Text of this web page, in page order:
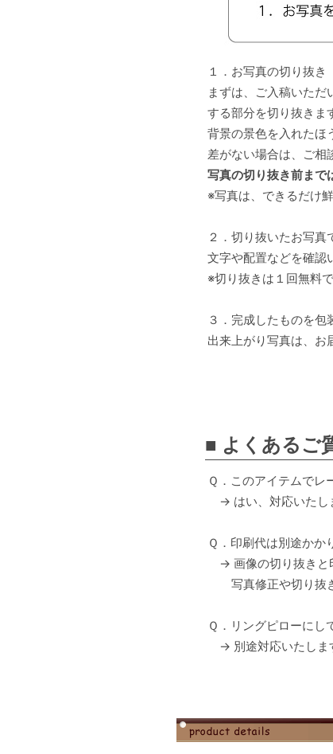
１．お写真の切り抜き
まずは、ご入稿いた
する部分を切り抜きま
背景の景色を入れたほ
差がない場合は、ご相
写真の切り抜き前まで
※写真は、できるだけ
２．切り抜いたお写
文字や配置などを確認
※切り抜きは１回無料
３．完成したものを包
出来上がり写真は、お
■ よくあるご
Ｑ．このアイテムでレ
→ はい、対応いたし
Ｑ．印刷代は別途かか
→ 画像の切り抜きと
写真修正や切り抜き
Ｑ．リングピローにし
→ 別途対応いたしま